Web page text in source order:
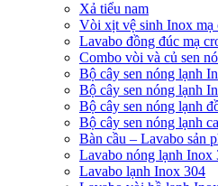
Xả tiểu nam
Vòi xịt vệ sinh Inox mạ
Lavabo đồng đúc mạ
Combo vòi và củ sen
Bộ cây sen nóng lạnh
Bộ cây sen nóng lạnh
Bộ cây sen nóng lạnh
Bộ cây sen nóng lạnh
Bàn cầu – Lavabo sản
Lavabo nóng lạnh Inox
Lavabo lạnh Inox 304